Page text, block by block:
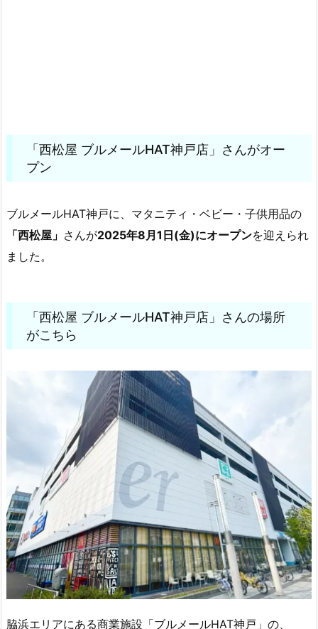
「西松屋 ブルメールHAT神戸店」さんがオー
プン
ブルメールHAT神戸に、マタニティ・ベビー・子供用品の
「西松屋」 さんが2025年8月1日(金)にオープンを迎えられ
ました。
「西松屋 ブルメールHAT神戸店」さんの場所
がこちら
脇浜エリアにある商業施設「ブルメールHAT神戸」の、